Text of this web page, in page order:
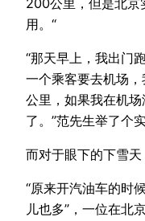
用。“
“那天早上，我出门
一个乘客要去机场
公里，如果我在机
了。”范先生举了个实
而对于眼下的下雪天
“原来开汽油车的时
儿也多”，一位在北